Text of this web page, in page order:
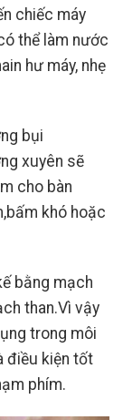
chiếc máy
thể làm nước
hư máy, nhẹ
bụi
xuyên sẽ
cho bàn
khó hoặc
bằng mạch
than.Vì vậy
trong môi
điều kiện tốt
phím.